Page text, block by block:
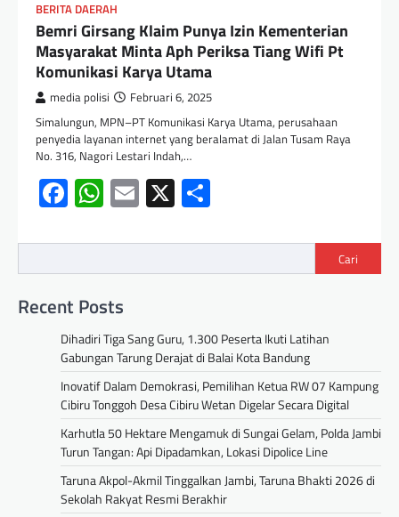
BERITA DAERAH
Bemri Girsang Klaim Punya Izin Kementerian
Masyarakat Minta Aph Periksa Tiang Wifi Pt
Komunikasi Karya Utama
media polisi Februari 6, 2025
Simalungun, MPN–PT Komunikasi Karya Utama, perusahaan
penyedia layanan internet yang beralamat di Jalan Tusam Raya
No. 316, Nagori Lestari Indah,…
Facebook
WhatsApp
Email
X
Cari
Recent Posts
Dihadiri Tiga Sang Guru, 1.300 Peserta Ikuti Latihan
Gabungan Tarung Derajat di Balai Kota Bandung
Inovatif Dalam Demokrasi, Pemilihan Ketua RW 07 Kampung
Cibiru Tonggoh Desa Cibiru Wetan Digelar Secara Digital
Karhutla 50 Hektare Mengamuk di Sungai Gelam, Polda Jambi
Turun Tangan: Api Dipadamkan, Lokasi Dipolice Line
Taruna Akpol-Akmil Tinggalkan Jambi, Taruna Bhakti 2026 di
Sekolah Rakyat Resmi Berakhir